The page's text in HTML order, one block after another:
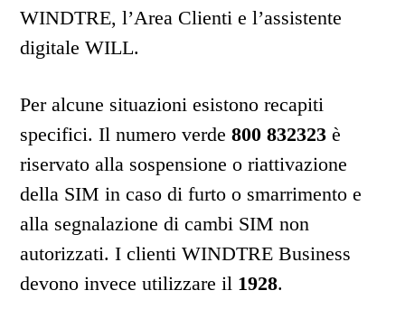
WINDTRE, l’Area Clienti e l’assistente
digitale WILL.
Per alcune situazioni esistono recapiti
specifici. Il numero verde800 832323 è
riservato alla sospensione o riattivazione
della SIM in caso di furto o smarrimento e
alla segnalazione di cambi SIM non
autorizzati. I clienti WINDTRE Business
devono invece utilizzare il 1928.